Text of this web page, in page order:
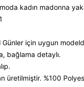
kadın madonna
için uygun
bağlama detaylı.
üretilmiştir. %100